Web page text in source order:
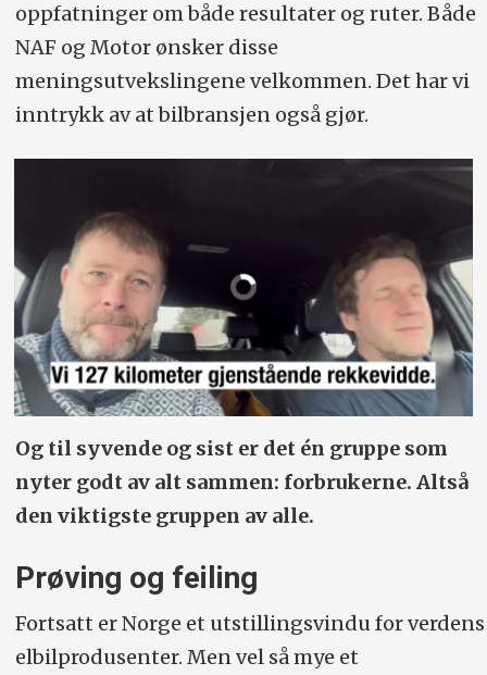
oppfatninger om både resultater og ruter. Både
NAF og Motor ønsker disse
meningsutvekslingene velkommen. Det har vi
inntrykk av at bilbransjen også gjør.
Og til syvende og sist er det én gruppe som
nyter godt av alt sammen: forbrukerne. Altså
den viktigste gruppen av alle.
Prøving og feiling
Fortsatt er Norge et utstillingsvindu for verdens
elbilprodusenter. Men vel så mye et